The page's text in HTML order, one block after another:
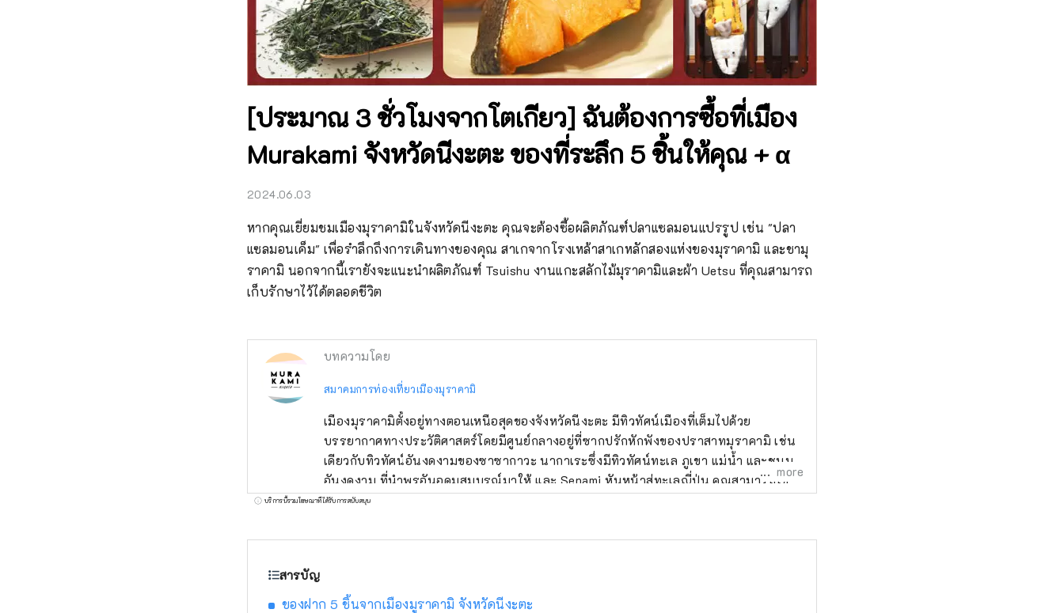
[ประมาณ 3 ชั่วโมงจากโตเกียว] ฉันต้องการซื้อที่เมือง
Murakami จังหวัดนีงะตะ ของที่ระลึก 5 ชิ้นให้คุณ + α
2024.06.03
หากคุณเยี่ยมชมเมืองมุราคามิในจังหวัดนีงะตะ คุณจะต้องซื้อผลิตภัณฑ์ปลาแซลมอนแปรรูป เช่น "ปลา
แซลมอนเค็ม" เพื่อรำลึกถึงการเดินทางของคุณ สาเกจากโรงเหล้าสาเกหลักสองแห่งของมุราคามิ และชามุ
ราคามิ นอกจากนี้เรายังจะแนะนำผลิตภัณฑ์ Tsuishu งานแกะสลักไม้มุราคามิและผ้า Uetsu ที่คุณสามารถ
เก็บรักษาไว้ได้ตลอดชีวิต
บทความโดย
สมาคมการท่องเที่ยวเมืองมุราคามิ
เมืองมุราคามิตั้งอยู่ทางตอนเหนือสุดของจังหวัดนีงะตะ มีทิวทัศน์เมืองที่เต็มไปด้วย
บรรยากาศทางประวัติศาสตร์โดยมีศูนย์กลางอยู่ที่ซากปรักหักพังของปราสาทมุราคามิ เช่น
เดียวกับทิวทัศน์อันงดงามของซาซากาวะ นากาเระซึ่งมีทิวทัศน์ทะเล ภูเขา แม่น้ำ และชนบท
อันงดงาม ที่นำพรอันอุดมสมบูรณ์มาให้ และ Senami หันหน้าสู่ทะเลญี่ปุ่น คุณสามารถใช้
เวลาคุณภาพผ่อนคลายในบ่อน้ำพุร้อนพร้อมชมพระอาทิตย์ตกดิน มีอาหารอร่อยมากมายที่
และข้าวโคชิฮิคาริจากอิวาฟุเนะ เราจะแนะนำให้คุณรู้จักกับเสน่ห์ของมุราคามิ เมืองแห่ง
more
บริการนี้รวมโฆษณาที่ได้รับการสนับสนุน
สารบัญ
ของฝาก 5 ชิ้นจากเมืองมูราคามิ จังหวัดนีงะตะ